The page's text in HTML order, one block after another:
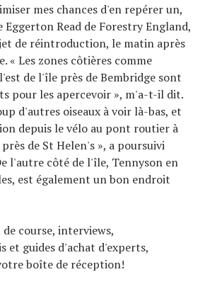
mes chances d'en repérer un,
Read de Forestry England,
de réintroduction, le matin après
« Les zones côtières comme
de l'île près de Bembridge sont
pour les apercevoir », m'a-t-il dit.
d'autres oiseaux à voir là-bas, et
depuis le vélo au pont routier à
de St Helen's », a poursuivi
l'autre côté de l'île, Tennyson en
est également un bon endroit
course, interviews,
et guides d'achat d'experts,
boîte de réception!